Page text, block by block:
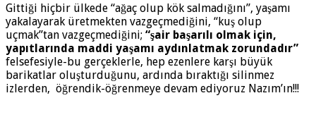
Gittiği hiçbir ülkede “ağaç olup kök salmadığını”, yaşamı
yakalayarak üretmekten vazgeçmediğini, “kuş olup
uçmak”tan vazgeçmediğini; “şair başarılı olmak için,
yapıtlarında maddi yaşamı aydınlatmak zorundadır”
felsefesiyle-bu gerçeklerle, hep ezenlere karşı büyük
barikatlar oluşturduğunu, ardında bıraktığı silinmez
izlerden, öğrendik-öğrenmeye devam ediyoruz Nazım’ın!!!